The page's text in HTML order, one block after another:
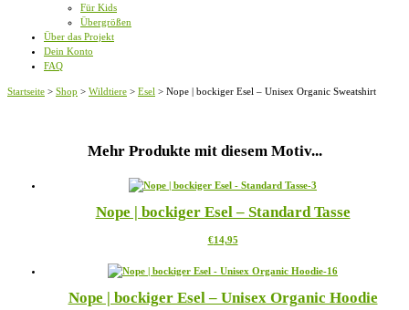
Für Kids
Übergrößen
Über das Projekt
Dein Konto
FAQ
Startseite > Shop > Wildtiere > Esel > Nope | bockiger Esel – Unisex Organic Sweatshirt
Mehr Produkte mit diesem Motiv...
Nope | bockiger Esel – Standard Tasse
€14,95Dieses
weist
Varianten
Nope | bockiger Esel – Unisex Organic Hoodie